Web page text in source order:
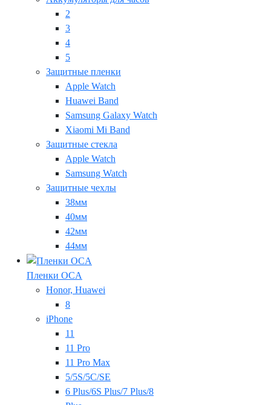
2
3
4
5
Защитные пленки
Apple Watch
Huawei Band
Samsung Galaxy Watch
Xiaomi Mi Band
Защитные стекла
Apple Watch
Samsung Watch
Защитные чехлы
38мм
40мм
42мм
44мм
Пленки OCA
Honor, Huawei
8
iPhone
11
11 Pro
11 Pro Max
5/5S/5C/SE
6 Plus/6S Plus/7 Plus/8